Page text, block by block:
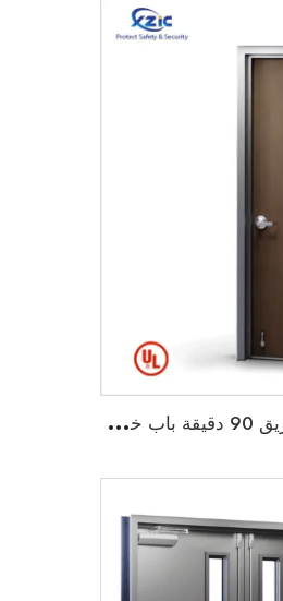
خ
تم مطاطي باب مقاوم للحريق 90 دقيقة باب خشبي مقاوم للحريق مع إطار حديدي